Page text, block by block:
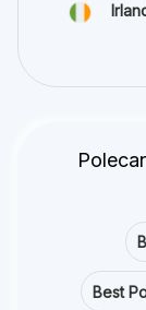
Best